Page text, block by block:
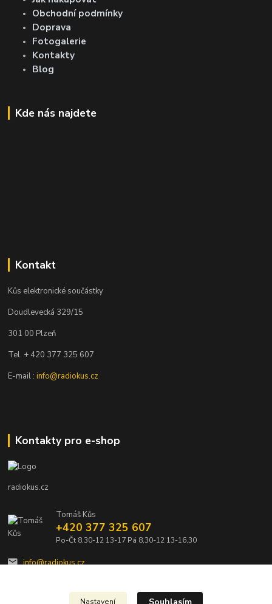
Obchodní podmínky
Doprava
Fotogalerie
Kontakty
Blog
Kde nás najdete
Kontakt
Kůs elektronické součástky
Doudlevecká 329/15
301 00 Plzeň
Tel. + 420 377 325 607
E-mail :info@radiokus.cz
Kontakty pro e-shop
radiokus.cz
Tomáš Kůs
+420 377 325 607
Po-Čt 8,30-12 13-17 Pá 8,30-12 13-16,30
info@radiokus.cz
Nastavení